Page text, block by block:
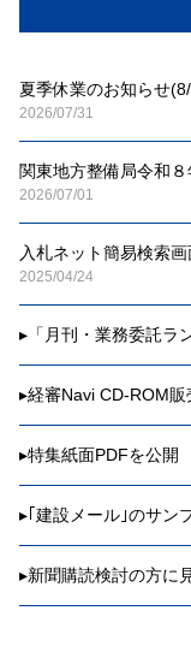
夏季休業のお知らせ
2026/07/31
関東地方整備局令和
2026/07/01
入札ネット簡易検索
2025/04/24
▸ 「月刊・業務委託
▸経審Navi CD-ROM販
▸特集紙面PDFを公開
▸｢建設メール｣のサン
▸新聞購読検討の方に